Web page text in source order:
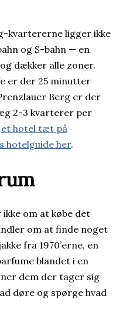
kvartererne ligger ikke
og S-bahn — en
dækker alle zoner.
er der 25 minutter
Berg er der
2-3 kvarterer per
et hotel tæt på
hotelguide her.
om at købe det
om at finde noget
fra 1970’erne, en
blandet i en
dem der tager sig
døre og spørge hvad